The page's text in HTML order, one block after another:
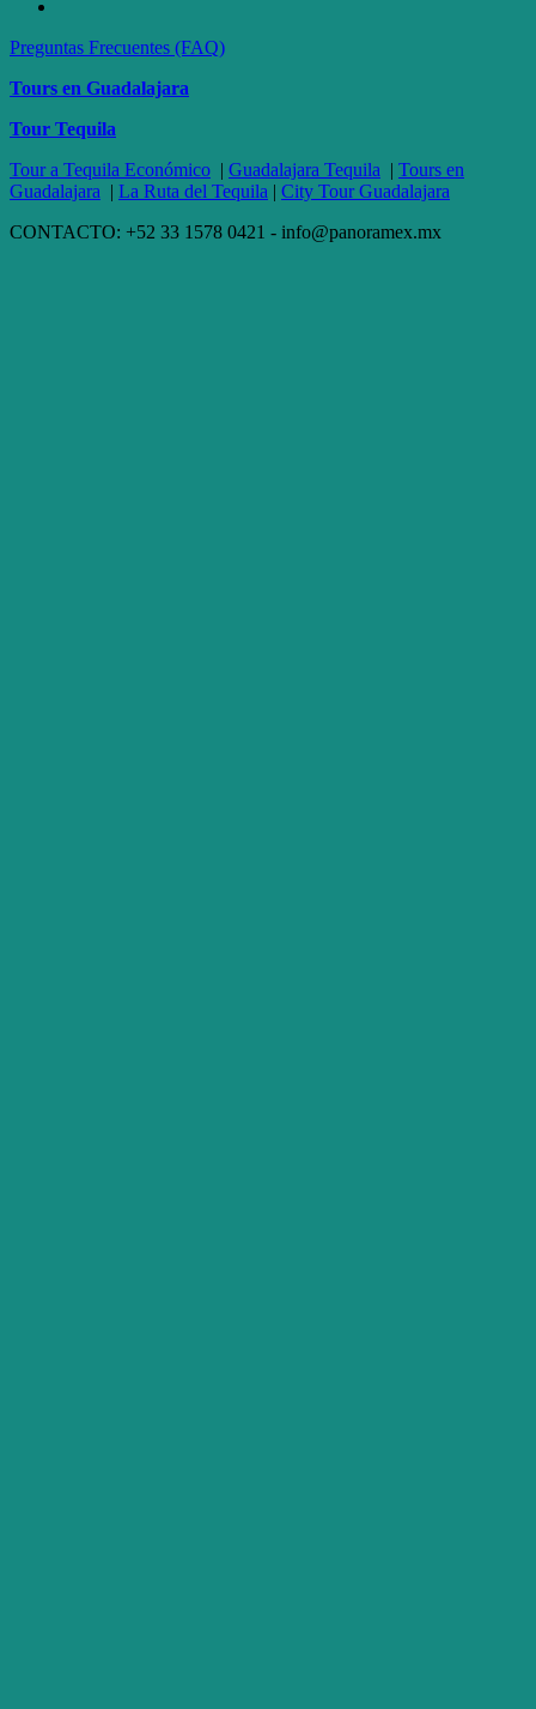
Preguntas Frecuentes (FAQ)
Tours en Guadalajara
Tour Tequila
Tour a Tequila Económico | Guadalajara Tequila | Tours en
Guadalajara | La Ruta del Tequila | City Tour Guadalajara
CONTACTO: +52 33 1578 0421 - info@panoramex.mx